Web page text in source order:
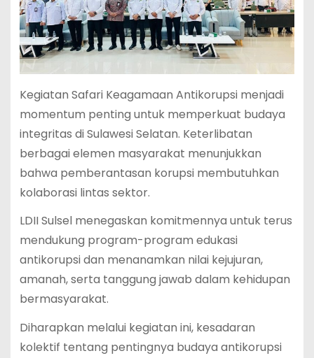
Kegiatan Safari Keagamaan Antikorupsi menjadi
momentum penting untuk memperkuat budaya
integritas di Sulawesi Selatan. Keterlibatan
berbagai elemen masyarakat menunjukkan
bahwa pemberantasan korupsi membutuhkan
kolaborasi lintas sektor.
LDII Sulsel menegaskan komitmennya untuk terus
mendukung program-program edukasi
antikorupsi dan menanamkan nilai kejujuran,
amanah, serta tanggung jawab dalam kehidupan
bermasyarakat.
Diharapkan melalui kegiatan ini, kesadaran
kolektif tentang pentingnya budaya antikorupsi